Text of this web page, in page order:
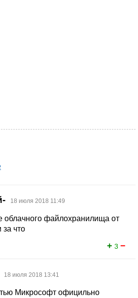
18 июля 2018 11:49
облачного файлохранилища от
за что
+ 3 −
18 июля 2018 13:41
Микрософт официльно